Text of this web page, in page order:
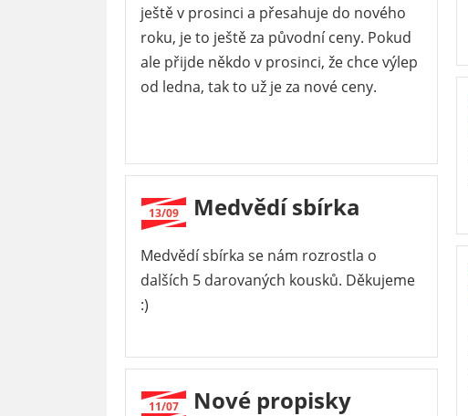
ještě v prosinci a přesahuje do nového
roku, je to ještě za původní ceny. Pokud
ale přijde někdo v prosinci, že chce výlep
od ledna, tak to už je za nové ceny.
13/09 Medvědí sbírka
Medvědí sbírka se nám rozrostla o
dalších 5 darovaných kousků. Děkujeme
:)
11/07 Nové propisky